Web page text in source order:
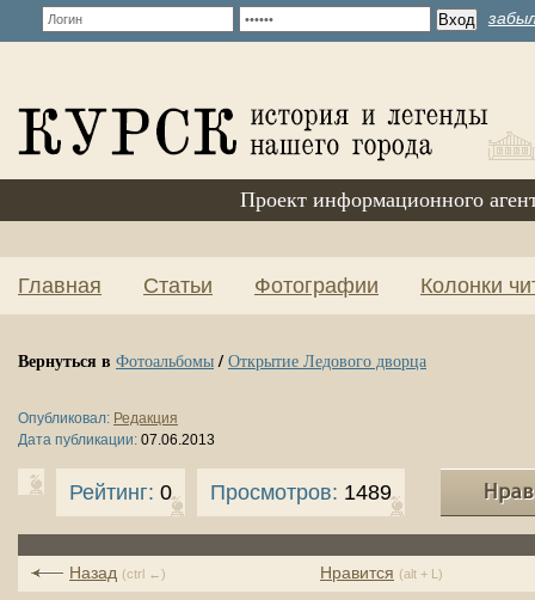
Проект информационного
Главная Статьи Фотографии Колонки
Вернуться в Фотоальбомы/ Открытие Ледового дворца
Опубликовал: Редакция
Дата публикации: 07.06.2013
Рейтинг: 0 Просмотров: 1489
Нравится (alt + L)
Назад (ctrl ←)